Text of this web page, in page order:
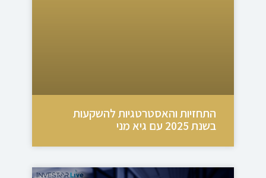
התחזיות והאסטרטגיות להשקעות
בשנת 2025 עם גיא מני